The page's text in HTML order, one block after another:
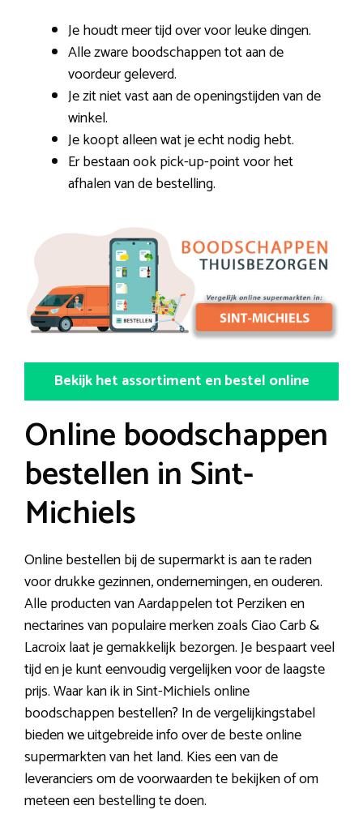
Je houdt meer tijd over voor leuke dingen.
Alle zware boodschappen tot aan de
voordeur geleverd.
Je zit niet vast aan de openingstijden van de
winkel.
Je koopt alleen wat je echt nodig hebt.
Er bestaan ook pick-up-point voor het
afhalen van de bestelling.
Bekijk het assortiment en bestel online
Online boodschappen
bestellen in Sint-
Michiels
Online bestellen bij de supermarkt is aan te raden
voor drukke gezinnen, ondernemingen, en ouderen.
Alle producten van Aardappelen tot Perziken en
nectarines van populaire merken zoals Ciao Carb &
Lacroix laat je gemakkelijk bezorgen. Je bespaart veel
tijd en je kunt eenvoudig vergelijken voor de laagste
prijs. Waar kan ik in Sint-Michiels online
boodschappen bestellen? In de vergelijkingstabel
bieden we uitgebreide info over de beste online
supermarkten van het land. Kies een van de
leveranciers om de voorwaarden te bekijken of om
meteen een bestelling te doen.